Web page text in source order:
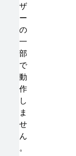
ザ
ー
の
一
部
で
動
作
し
ま
せ
ん
。